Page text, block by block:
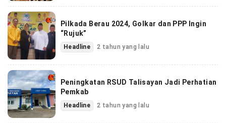
Pilkada Berau 2024, Golkar dan PPP Ingin
“Rujuk”
Headline 2 tahun yang lalu
Peningkatan RSUD Talisayan Jadi Perhatian
Pemkab
Headline 2 tahun yang lalu